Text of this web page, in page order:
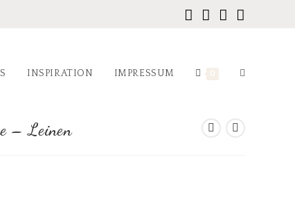
INSPIRATION IMPRESSUM
– Leinen